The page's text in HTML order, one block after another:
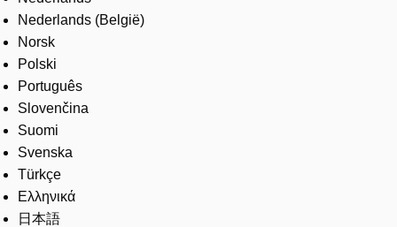
Nederlands (België)
Norsk
Polski
Português
Slovenčina
Suomi
Svenska
Türkçe
Ελληνικά
日本語